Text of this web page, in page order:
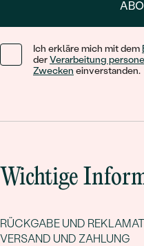
Ich erkläre mich mit dem
derVerarbeitung
Zwecken einverstanden.
Wichtige
RÜCKGABE UND
VERSAND UND ZAHLUNG